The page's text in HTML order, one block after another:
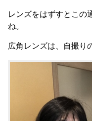
レンズをはずすとこの
ね。
広角レンズは、自撮り